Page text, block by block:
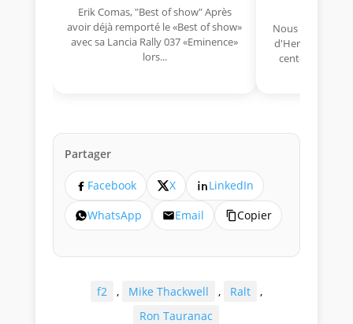
Erik Comas, "Best of show" Après
avoir déjà remporté le «Best of show»
avec sa Lancia Rally 037 «Eminence»
lors...
Nous avons
d'Hermano Da
cent-unième
Partager
Facebook X
LinkedIn
WhatsApp
Email Copier
f2 , Mike Thackwell , Ralt
,
Ron Tauranac